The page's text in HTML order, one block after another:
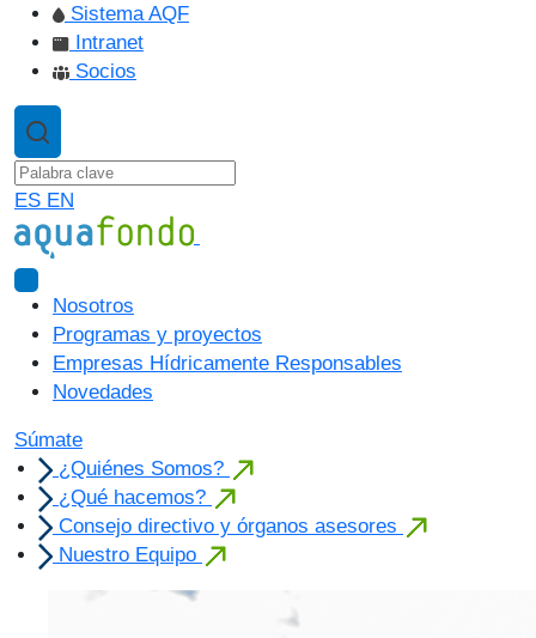
Sistema AQF
Intranet
Socios
ES EN
Nosotros
Programas y proyectos
Empresas Hídricamente Responsables
Novedades
Súmate
¿Quiénes Somos?
¿Qué hacemos?
Consejo directivo y órganos asesores
Nuestro Equipo